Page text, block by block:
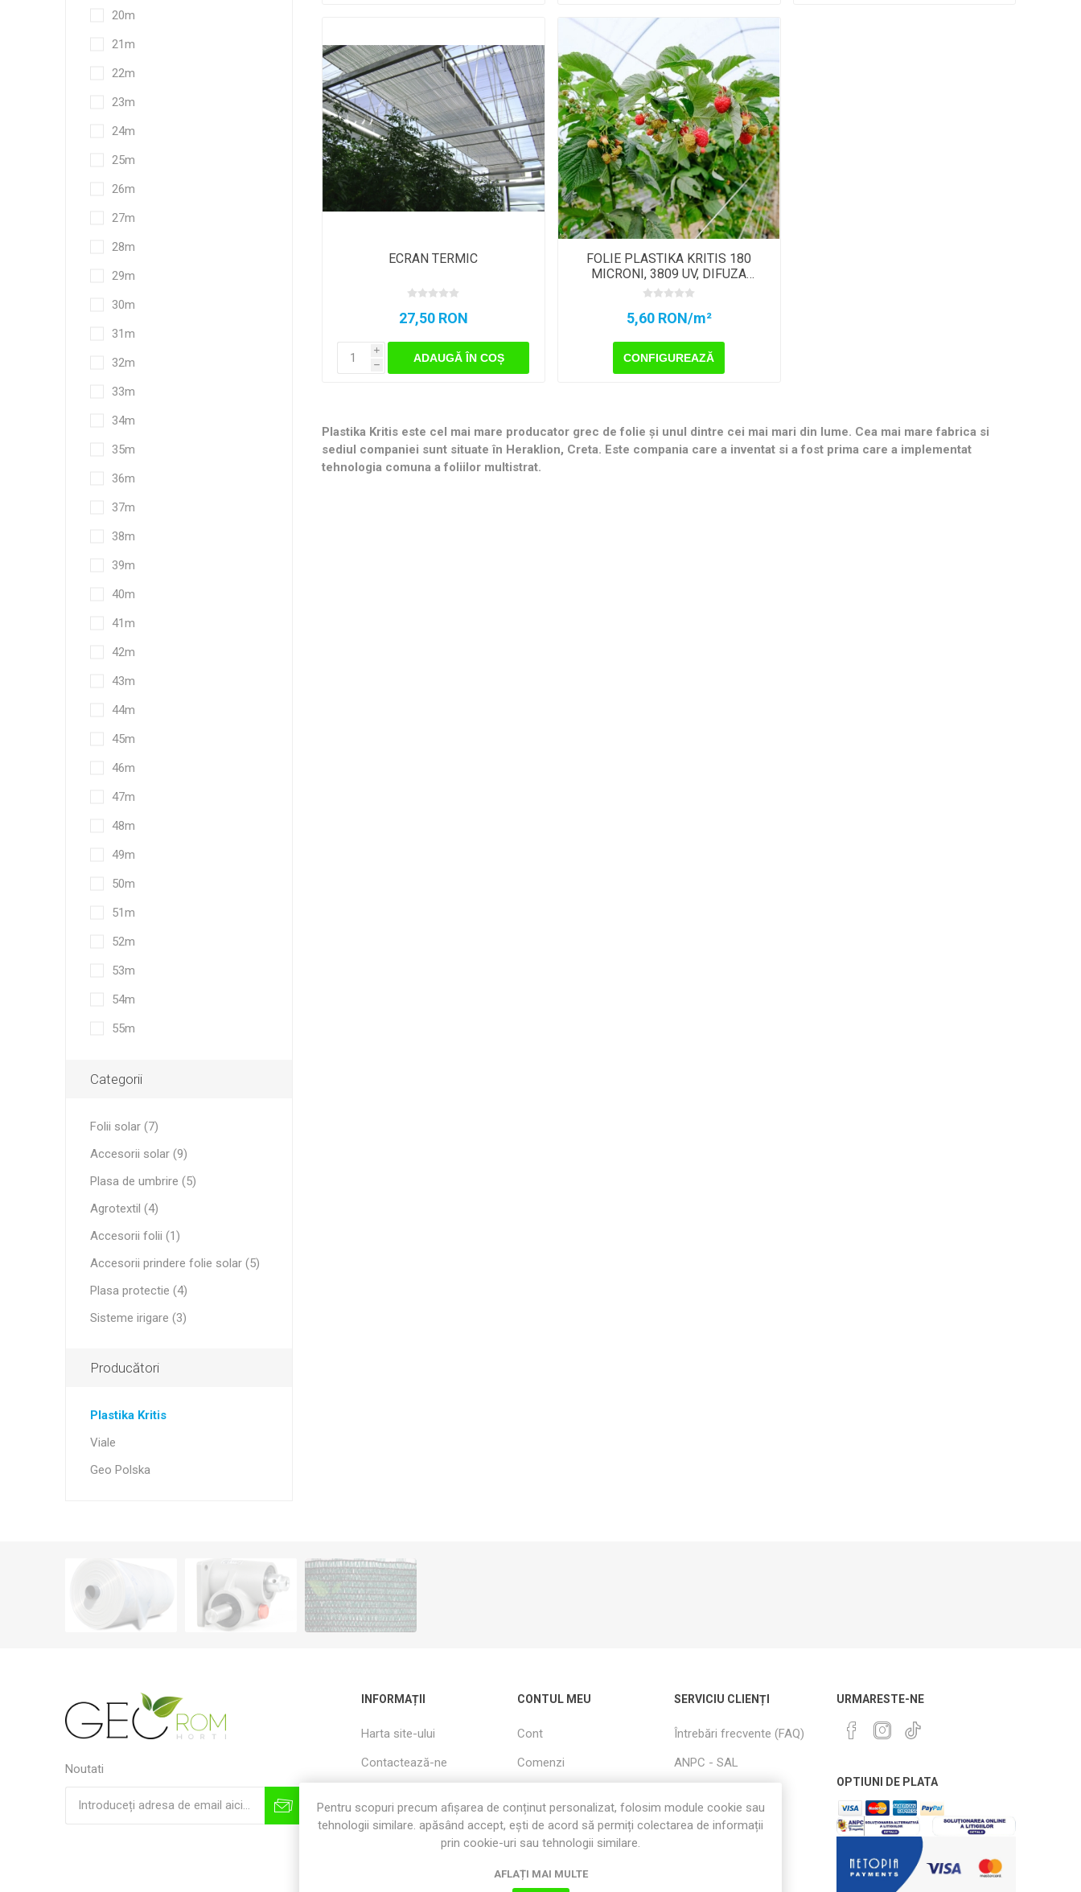
ECRAN TERMIC
27,50 RON
i
h
ADAUGĂ ÎN COȘ
FOLIE PLASTIKA KRITIS 180
MICRONI, 3809 UV, DIFUZA
PREMIUM, EVA 16m
5,60 RON/m²
CONFIGUREAZĂ
Plastika Kritis este cel mai mare producator grec de folie și unul dintre cei mai mari din lume. Cea mai mare fabrica si
sediul companiei sunt situate în Heraklion, Creta. Este compania care a inventat si a fost prima care a implementat
tehnologia comuna a foliilor multistrat.
20m
21m
22m
23m
24m
25m
26m
27m
28m
29m
30m
31m
32m
33m
34m
35m
36m
37m
38m
39m
40m
41m
42m
43m
44m
45m
46m
47m
48m
49m
50m
51m
52m
53m
54m
55m
Categorii
Folii solar (7)
Accesorii solar (9)
Plasa de umbrire (5)
Agrotextil (4)
Accesorii folii (1)
Accesorii prindere folie solar (5)
Plasa protectie (4)
Sisteme irigare (3)
Producători
Plastika Kritis
Viale
Geo Polska
Noutati
INFORMAȚII
Harta site-ului
Contactează-ne
Informații utile
CONTUL MEU
Cont
Comenzi
Produse Vizualizate
Recent
SERVICIU CLIENȚI
Întrebări frecvente (FAQ)
ANPC - SAL
Garanție
URMARESTE-NE
OPTIUNI DE PLATA
Pentru scopuri precum afișarea de conținut personalizat, folosim module cookie sau
tehnologii similare. apăsând accept, ești de acord să permiți colectarea de informații
prin cookie-uri sau tehnologii similare.
AFLAȚI MAI MULTE